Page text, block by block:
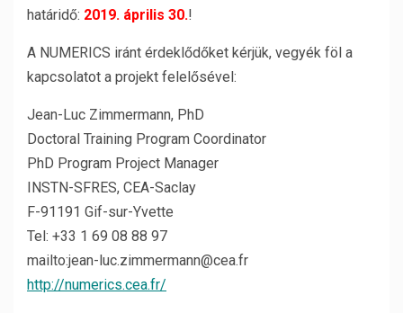
határidő: 2019. április 30.!
A NUMERICS iránt érdeklődőket kérjük, vegyék föl a
kapcsolatot a projekt felelősével:
Jean-Luc Zimmermann, PhD
Doctoral Training Program Coordinator
PhD Program Project Manager
INSTN-SFRES, CEA-Saclay
F-91191 Gif-sur-Yvette
Tel: +33 1 69 08 88 97
mailto:jean-luc.zimmermann@cea.fr
http://numerics.cea.fr/